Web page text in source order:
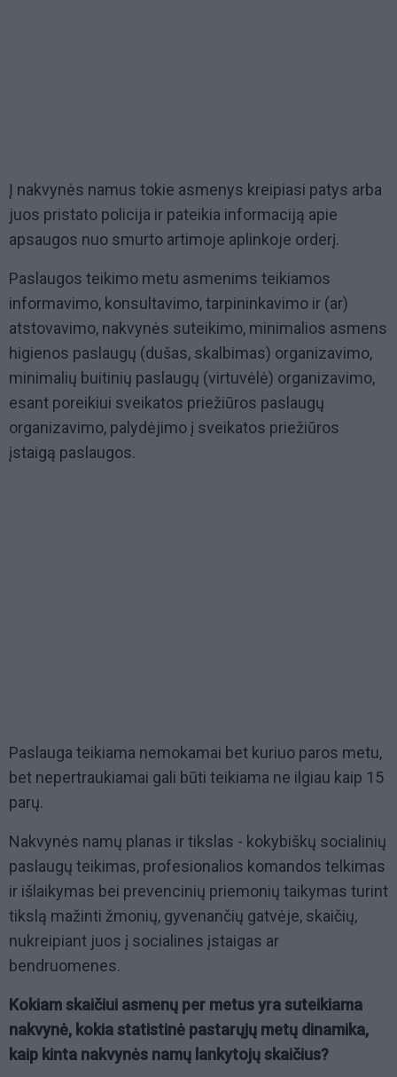
Į nakvynės namus tokie asmenys kreipiasi patys arba
juos pristato policija ir pateikia informaciją apie
apsaugos nuo smurto artimoje aplinkoje orderį.
Paslaugos teikimo metu asmenims teikiamos
informavimo, konsultavimo, tarpininkavimo ir (ar)
atstovavimo, nakvynės suteikimo, minimalios asmens
higienos paslaugų (dušas, skalbimas) organizavimo,
minimalių buitinių paslaugų (virtuvėlė) organizavimo,
esant poreikiui sveikatos priežiūros paslaugų
organizavimo, palydėjimo į sveikatos priežiūros
įstaigą paslaugos.
Paslauga teikiama nemokamai bet kuriuo paros metu,
bet nepertraukiamai gali būti teikiama ne ilgiau kaip 15
parų.
Nakvynės namų planas ir tikslas - kokybiškų socialinių
paslaugų teikimas, profesionalios komandos telkimas
ir išlaikymas bei prevencinių priemonių taikymas turint
tikslą mažinti žmonių, gyvenančių gatvėje, skaičių,
nukreipiant juos į socialines įstaigas ar
bendruomenes.
Kokiam skaičiui asmenų per metus yra suteikiama
nakvynė, kokia statistinė pastarųjų metų dinamika,
kaip kinta nakvynės namų lankytojų skaičius?